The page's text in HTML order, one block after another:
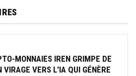
MONNAIES IREN GRIMPE DE
VIRAGE VERS L'IA QUI GÉNÈRE